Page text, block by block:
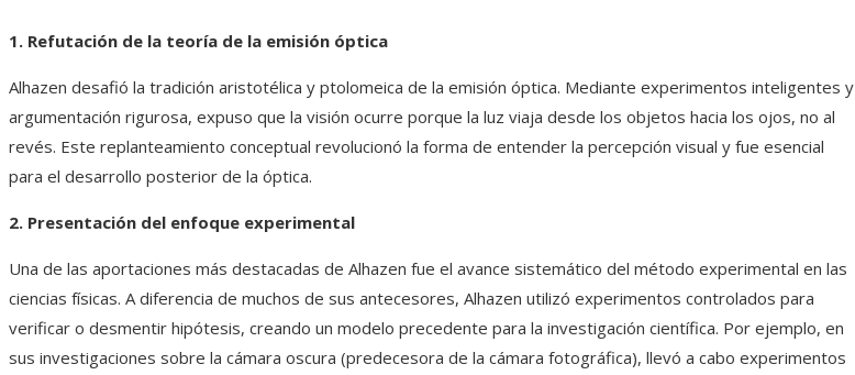
1. Refutación de la teoría de la emisión óptica
Alhazen desafió la tradición aristotélica y ptolomeica de la emisión óptica. Mediante experimentos inteligentes y
argumentación rigurosa, expuso que la visión ocurre porque la luz viaja desde los objetos hacia los ojos, no al
revés. Este replanteamiento conceptual revolucionó la forma de entender la percepción visual y fue esencial
para el desarrollo posterior de la óptica.
2. Presentación del enfoque experimental
Una de las aportaciones más destacadas de Alhazen fue el avance sistemático del método experimental en las
ciencias físicas. A diferencia de muchos de sus antecesores, Alhazen utilizó experimentos controlados para
verificar o desmentir hipótesis, creando un modelo precedente para la investigación científica. Por ejemplo, en
sus investigaciones sobre la cámara oscura (predecesora de la cámara fotográfica), llevó a cabo experimentos